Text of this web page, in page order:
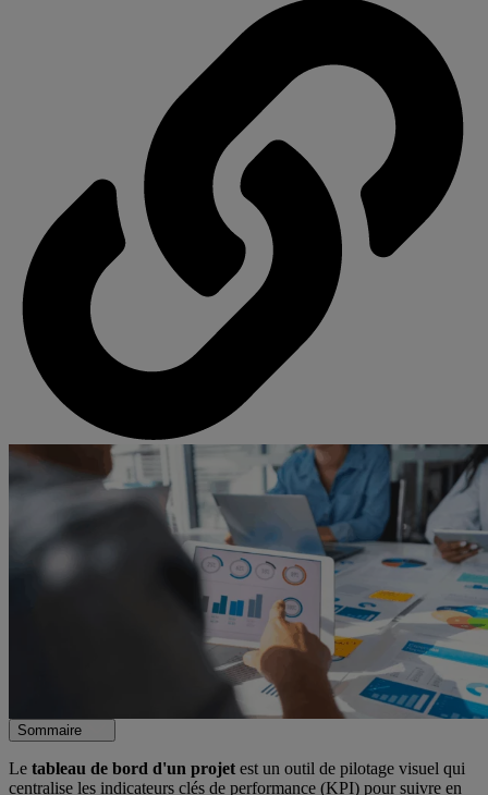
Sommaire
Le tableau de bord d'un projet est un outil de pilotage visuel qui
centralise les indicateurs clés de performance (KPI) pour suivre en